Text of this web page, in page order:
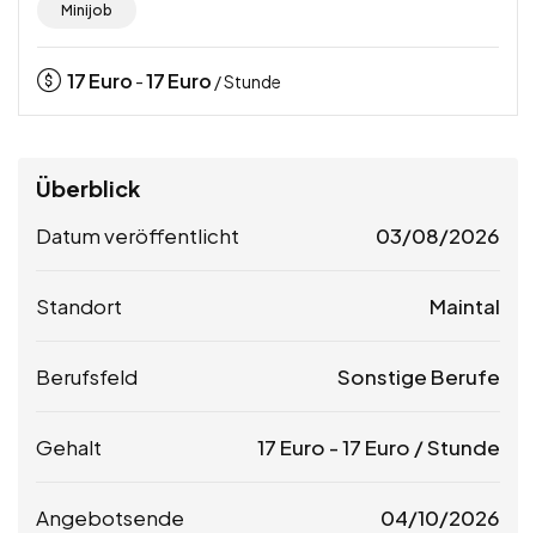
Minijob
17Euro -17Euro / Stunde
Überblick
Datum veröffentlicht 03/08/2026
Standort Maintal
Berufsfeld Sonstige Berufe
Gehalt 17 Euro -17 Euro / Stunde
Angebotsende 04/10/2026